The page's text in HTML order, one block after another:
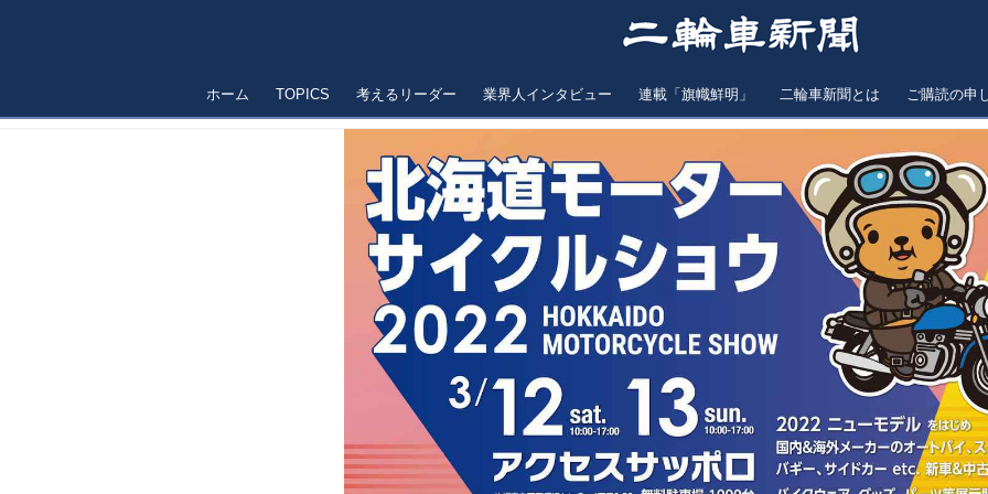
ホーム TOPICS 考えるリーダー 業界人インタビュー 連載「旗幟鮮明」 二輪車新聞とは ご購読の申